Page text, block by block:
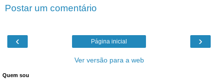
Postar um comentário
‹ ›
Página inicial
Ver versão para a web
Quem sou